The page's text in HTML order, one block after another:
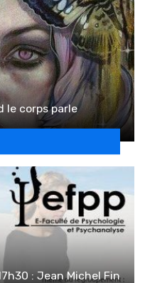
le corps parle
: Jean Michel Fin